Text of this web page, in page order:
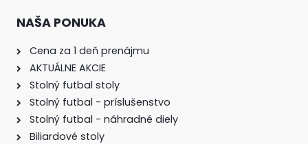
NAŠA PONUKA
Cena za 1 deň prenájmu
AKTUÁLNE AKCIE
Stolný futbal stoly
Stolný futbal - príslušenstvo
Stolný futbal - náhradné diely
Biliardové stoly